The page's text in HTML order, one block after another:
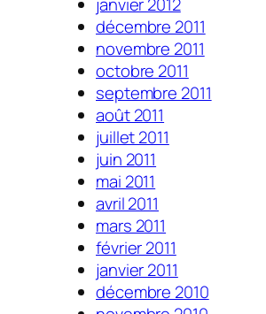
janvier 2012
décembre 2011
novembre 2011
octobre 2011
septembre 2011
août 2011
juillet 2011
juin 2011
mai 2011
avril 2011
mars 2011
février 2011
janvier 2011
décembre 2010